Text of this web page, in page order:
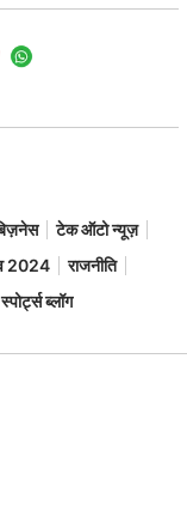
टेक ऑटो न्यूज़
2024
राजनीति
स्पोर्ट्स ब्लॉग